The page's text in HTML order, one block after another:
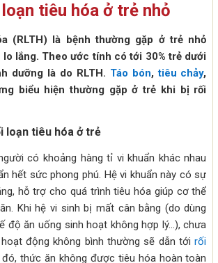
tiêu hóa ở trẻ nhỏ
(RLTH) là bệnh thường gặp ở trẻ nhỏ
lo lắng. Theo ước tính có tới 30% trẻ dưới
dưỡng là do RLTH. Táo bón,tiêu chảy,
biểu hiện thường gặp ở trẻ khi bị rối
loạn tiêu hóa ở trẻ
có khoảng hàng tỉ vi khuẩn khác nhau
hết sức phong phú. Hệ vi khuẩn này có sự
hỗ trợ cho quá trình tiêu hóa giúp cơ thể
Khi hệ vi sinh bị mất cân bằng (do dùng
độ ăn uống sinh hoạt không hợp lý…), chưa
động không bình thường sẽ dẫn tớirối
đó, thức ăn không được tiêu hóa hoàn toàn